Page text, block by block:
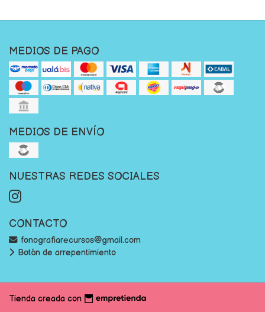
MEDIOS DE PAGO
MEDIOS DE ENVÍO
NUESTRAS REDES SOCIALES
CONTACTO
fonografiarecursos@gmail.com
Botón de arrepentimiento
Tienda creada con